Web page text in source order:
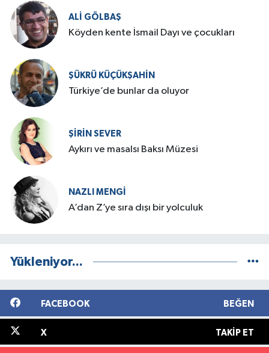
ALI GÖLBAŞ
Köyden kente İsmail Dayı ve çocukları
ŞÜKRÜ KÜÇÜKŞAHIN
Türkiye’de bunlar da oluyor
ŞIRIN SEVER
Aykırı ve masalsı Baksı Müzesi
NAZLI MENGI
A’dan Z’ye sıra dışı bir yolculuk
Yükleniyor...
FACEBOOK BEĞEN
X TAKIP ET